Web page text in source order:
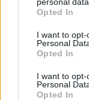
grant or deny
use your data for
consent section.
Opted In
I want to
Personal
Opted In
I want to
Personal
Opted In